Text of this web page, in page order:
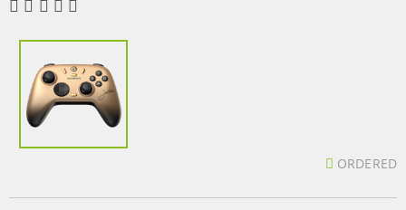
ORDERED